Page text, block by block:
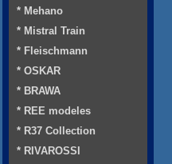
* Mehano
* Mistral Train
* Fleischmann
* OSKAR
* BRAWA
* REE modeles
* R37 Collection
* RIVAROSSI